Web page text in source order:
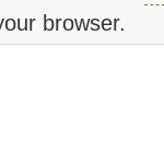
browser.